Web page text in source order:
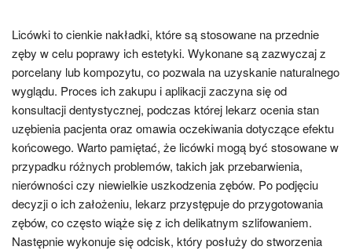
Licówki to cienkie nakładki, które są stosowane na przednie
zęby w celu poprawy ich estetyki. Wykonane są zazwyczaj z
porcelany lub kompozytu, co pozwala na uzyskanie naturalnego
wyglądu. Proces ich zakupu i aplikacji zaczyna się od
konsultacji dentystycznej, podczas której lekarz ocenia stan
uzębienia pacjenta oraz omawia oczekiwania dotyczące efektu
końcowego. Warto pamiętać, że licówki mogą być stosowane w
przypadku różnych problemów, takich jak przebarwienia,
nierówności czy niewielkie uszkodzenia zębów. Po podjęciu
decyzji o ich założeniu, lekarz przystępuje do przygotowania
zębów, co często wiąże się z ich delikatnym szlifowaniem.
Następnie wykonuje się odcisk, który posłuży do stworzenia